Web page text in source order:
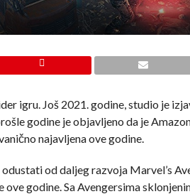
igru. Još 2021. godine, studio je
godine je objavljeno da je
najavljena ove godine.
od daljeg razvoja Marvel’s
godine. Sa Avengersima